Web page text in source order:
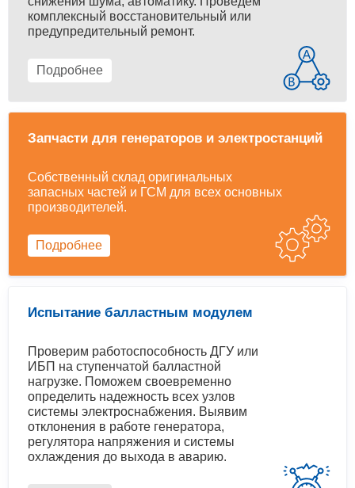
комплексный восстановительный или
предупредительный ремонт.
Подробнее
Запчасти для генераторов и электростанций
Собственный склад оригинальных
запасных частей и ГСМ для всех основных
производителей.
Подробнее
Испытание балластным модулем
Проверим работоспособность ДГУ или
ИБП на ступенчатой балластной
нагрузке. Поможем своевременно
определить надежность всех узлов
системы электроснабжения. Выявим
отклонения в работе генератора,
регулятора напряжения и системы
охлаждения до выхода в аварию.